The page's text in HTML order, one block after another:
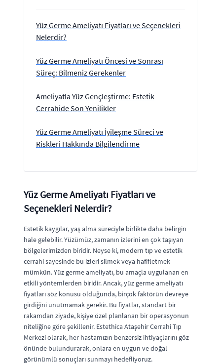
Yüz Germe Ameliyatı Fiyatları ve Seçenekleri
Nelerdir?
Yüz Germe Ameliyatı Öncesi ve Sonrası
Süreç: Bilmeniz Gerekenler
Ameliyatla Yüz Gençleştirme: Estetik
Cerrahide Son Yenilikler
Yüz Germe Ameliyatı İyileşme Süreci ve
Riskleri Hakkında Bilgilendirme
Yüz Germe Ameliyatı Fiyatları ve
Seçenekleri Nelerdir?
Estetik kaygılar, yaş alma süreciyle birlikte daha belirgin
hale gelebilir. Yüzümüz, zamanın izlerini en çok taşıyan
bölgelerimizden biridir. Neyse ki, modern tıp ve estetik
cerrahi sayesinde bu izleri silmek veya hafifletmek
mümkün. Yüz germe ameliyatı, bu amaçla uygulanan en
etkili yöntemlerden biridir. Ancak, yüz germe ameliyatı
fiyatları söz konusu olduğunda, birçok faktörün devreye
girdiğini unutmamak gerekir. Bu fiyatlar, standart bir
rakamdan ziyade, kişiye özel planlanan bir operasyonun
niteliğine göre şekillenir. Estethica Ataşehir Cerrahi Tıp
Merkezi olarak, her hastamızın benzersiz ihtiyaçlarını göz
önünde bulundurarak, onlara en uygun ve doğal
görünümlü sonuçları sunmayı hedefliyoruz.